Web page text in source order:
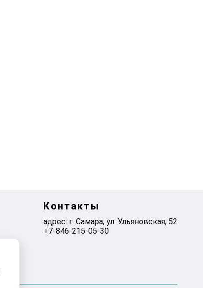
Контакты
адрес: г. Самара, ул. ​Ульяновская, 52
+7-846-215-05-30